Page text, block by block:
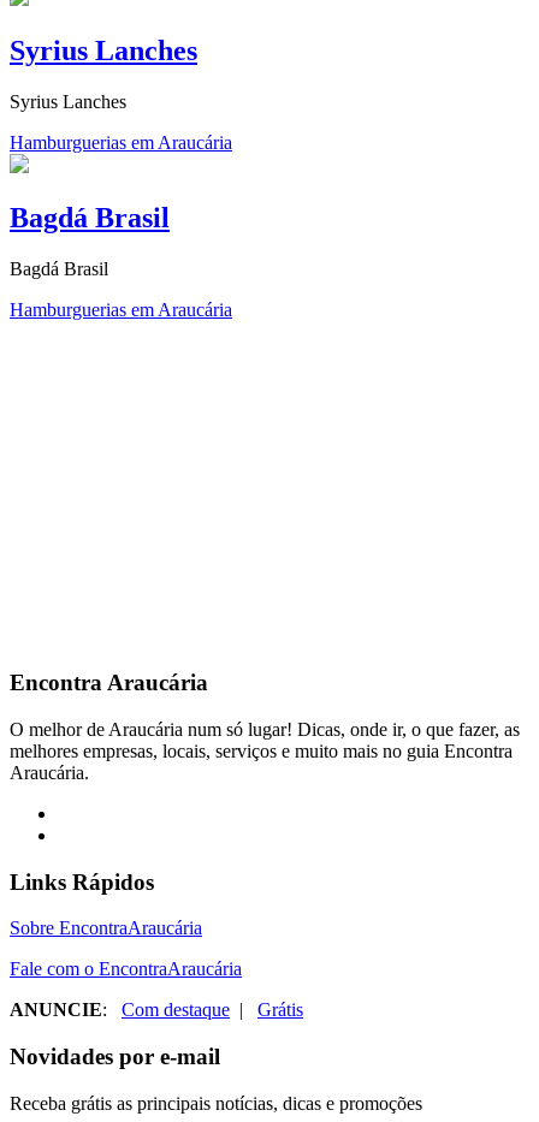
Syrius Lanches
Syrius Lanches
Hamburguerias em Araucária
Bagdá Brasil
Bagdá Brasil
Hamburguerias em Araucária
EncontraAraucária
O melhor de Araucária num só lugar! Dicas, onde ir, o que fazer, as
melhores empresas, locais, serviços e muito mais no guia Encontra
Araucária.
Links Rápidos
Sobre EncontraAraucária
Fale com o EncontraAraucária
ANUNCIE: Com destaque | Grátis
Novidades por e-mail
Receba grátis as principais notícias, dicas e promoções